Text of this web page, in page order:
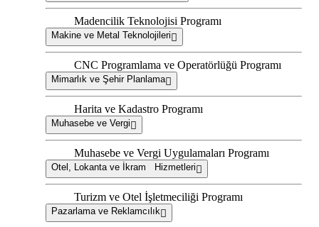
Madencilik Teknolojisi Programı
Makine ve Metal Teknolojileri
CNC Programlama ve Operatörlüğü Programı
Mimarlık ve Şehir Planlama
Harita ve Kadastro Programı
Muhasebe ve Vergi
Muhasebe ve Vergi Uygulamaları Programı
Otel, Lokanta ve İkram Hizmetleri
Turizm ve Otel İşletmeciliği Programı
Pazarlama ve Reklamcılık